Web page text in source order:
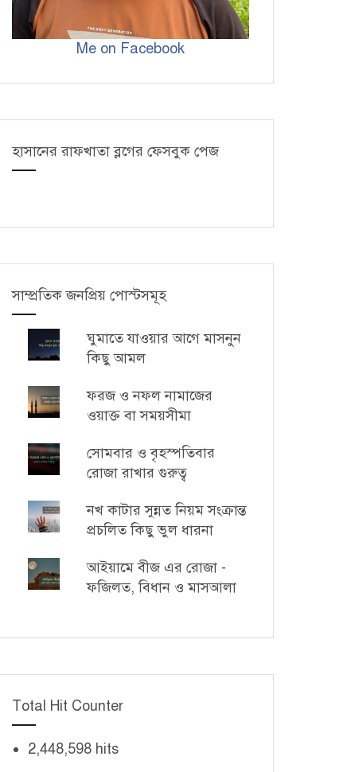
Me on Facebook
হাসানের রাফখাতা ব্লগের ফেসবুক পেজ
সাম্প্রতিক জনপ্রিয় পোস্টসমূহ
ঘুমাতে যাওয়ার আগে মাসনুন
কিছু আমল
ফরজ ও নফল নামাজের
ওয়াক্ত বা সময়সীমা
সোমবার ও বৃহস্পতিবার
রোজা রাখার গুরুত্ব
নখ কাটার সুন্নত নিয়ম সংক্রান্ত
প্রচলিত কিছু ভুল ধারনা
আইয়ামে বীজ এর রোজা -
ফজিলত, বিধান ও মাসআলা
Total Hit Counter
2,448,598 hits